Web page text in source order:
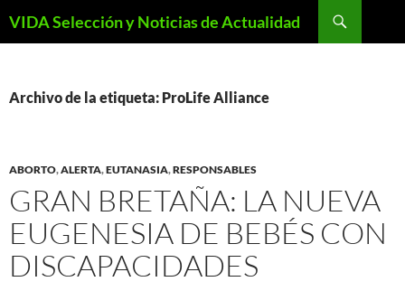
VIDA Selección y Noticias de Actualidad
Archivo de la etiqueta: ProLife Alliance
ABORTO,ALERTA,EUTANASIA,RESPONSABLES
GRAN BRETAÑA: LA NUEVA
EUGENESIA DE BEBÉS CON
DISCAPACIDADES